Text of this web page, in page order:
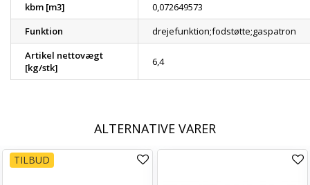
kbm [m3]
0,072649573
Funktion
drejefunktion;fodstøtte;gaspatron
Artikel nettovægt
[kg/stk]
6,4
ALTERNATIVE VARER
TILBUD